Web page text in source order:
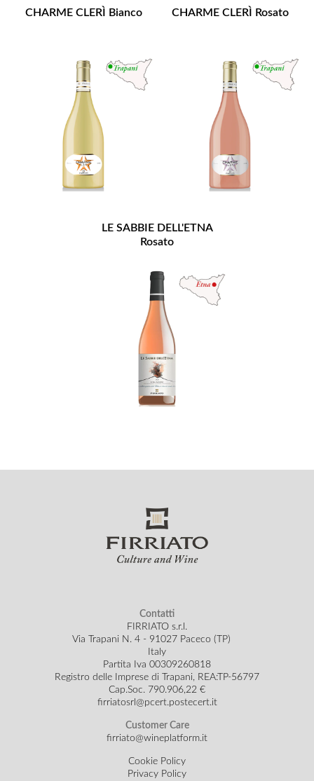
CHARME CLERÌ Bianco CHARME CLERÌ Rosato
LE SABBIE DELL'ETNA
Rosato
Contatti
FIRRIATO s.r.l.
Via Trapani N. 4 - 91027 Paceco (TP)
Italy
Partita Iva 00309260818
Registro delle Imprese di Trapani, REA:TP-56797
Cap.Soc. 790.906,22 €
firriatosrl@pcert.postecert.it
Customer Care
firriato@wineplatform.it
Cookie Policy
Privacy Policy